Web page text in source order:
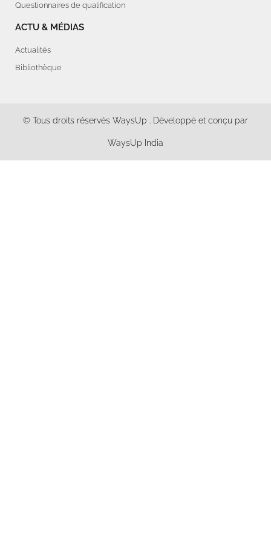
Questionnaires de qualification
ACTU & MÉDIAS
Actualités
Bibliothèque
© Tous droits réservés WaysUp . Développé et conçu par
WaysUp India